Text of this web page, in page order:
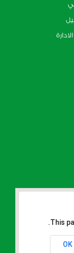
This
OK